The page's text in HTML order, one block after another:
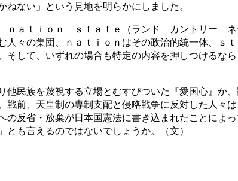
ない」という見地を明らかにしました。
ｎａｔｉｏｎ ｓｔａｔｅ（ランド カントリー
々の集団、ｎａｔｉｏｎはその政治的統一体、ｓ
して、いずれの場合も特定の内容を押しつけるな
民族を蔑視する立場とむすびついた『愛国心』か
前、天皇制の専制支配と侵略戦争に反対した人々
反省・放棄が日本国憲法に書き込まれたことによ
も言えるのではないでしょうか。（文）